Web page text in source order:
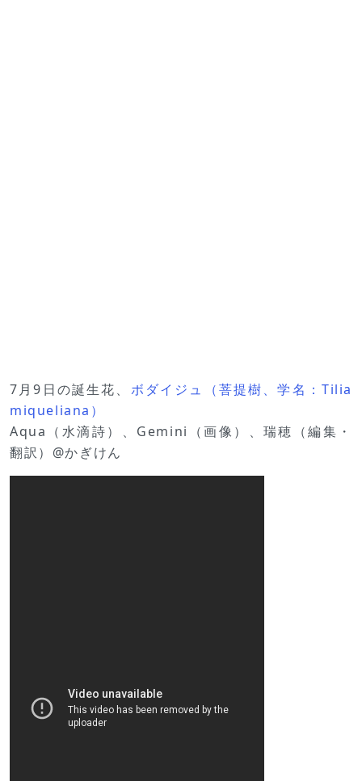
7月9日の誕生花、 ボダイジュ（菩提樹、学名：Tilia
miqueliana）
Aqua（水滴詩）、Gemini（画像）、瑞穂（編集・
翻訳）@かぎけん